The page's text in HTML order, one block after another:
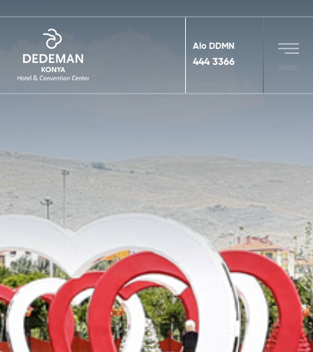
Alo DDMN
444 3366